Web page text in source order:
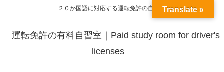
２０か国語に対応する運転免許の自習室
運転免許の有料自習室｜Paid study room for driver's
licenses
Translate »